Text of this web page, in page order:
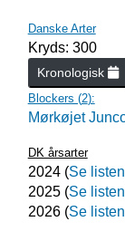
Danske Arter
Kryds: 300
Kronologisk
Blockers (2):
Mørkøjet
DK årsarter
2024(Se listen
2025(Se listen
2026(Se listen